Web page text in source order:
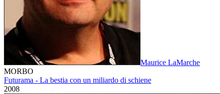
Maurice LaMarche
MORBO
Futurama - La bestia con un miliardo di schiene
2008